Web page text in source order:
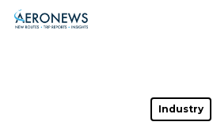
Hit enter to search or ESC to
Industry